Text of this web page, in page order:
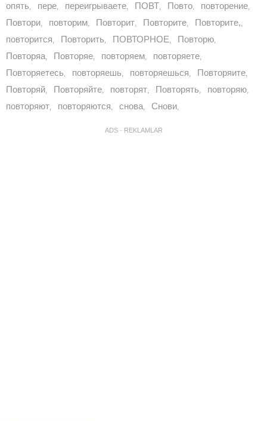
опять, пере, переигрываете, ПОВТ, Повто, повторение,
Повтори, повторим, Повторит, Повторите, Повторите,,
повторится, Повторить, ПОВТОРНОЕ, Повторю,
Повторяа, Повторяе, повторяем, повторяете,
Повторяетесь, повторяешь, повторяешься, Повторяите,
Повторяй, Повторяйте, повторят, Повторять, повторяю,
повторяют, повторяются, снова, Снови,
ADS - REKLAMLAR